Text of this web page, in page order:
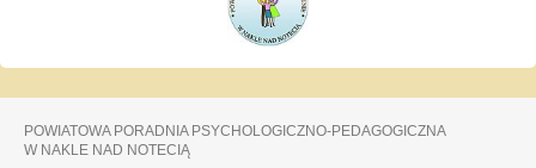
POWIATOWA PORADNIA PSYCHOLOGICZNO-PEDAGOGICZNA
W NAKLE NAD NOTECIĄ